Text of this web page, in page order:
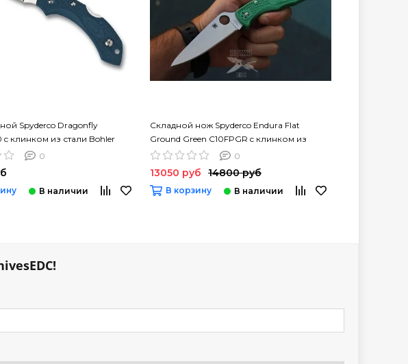
Spyderco Dragonfly
c клинком из стали Bohler
рукоять FRN
0
Складной нож Spyderco Endura Flat
Ground Green C10FPGR c клинком из
стали VG-10, рукоять FRN
0
13050 руб 14800 руб
В корзину